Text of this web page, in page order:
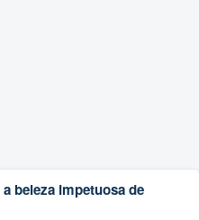
beleza impetuosa de